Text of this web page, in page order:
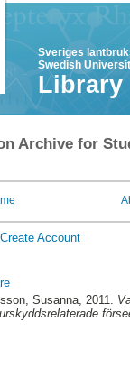
Sveriges
Swedish
Library
Archive for
Create Account
Susanna, 2011.